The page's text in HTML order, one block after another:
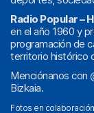
Radio Popular –
en el año 1960 y
programación de
territorio histórico
Menciónanos con
Bizkaia.
Fotos en